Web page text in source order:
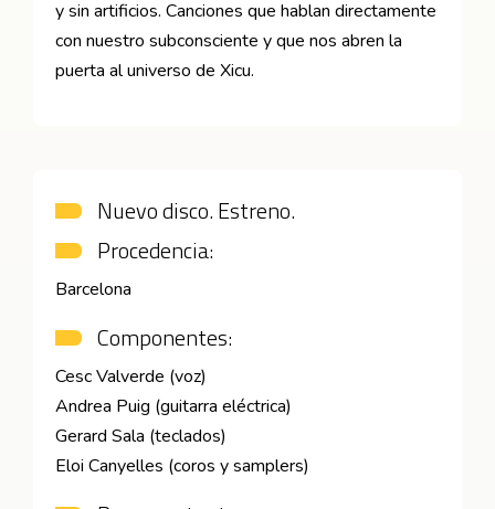
y sin artificios. Canciones que hablan directamente
con nuestro subconsciente y que nos abren la
puerta al universo de Xicu.
Nuevo disco. Estreno.
Procedencia:
Barcelona
Componentes:
Cesc Valverde (voz)
Andrea Puig (guitarra eléctrica)
Gerard Sala (teclados)
Eloi Canyelles (coros y samplers)